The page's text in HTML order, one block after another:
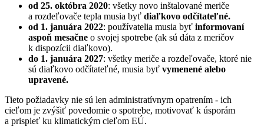
od 25. októbra 2020: všetky novo inštalované meriče
a rozdeľovače tepla musia byť diaľkovo odčítateľné.
od 1. januára 2022: používatelia musia byť informovaní
aspoň mesačne o svojej spotrebe (ak sú dáta z meričov
k dispozícii diaľkovo).
do 1. januára 2027: všetky meriče a rozdeľovače, ktoré nie
sú diaľkovo odčítateľné, musia byť vymenené alebo
upravené.
Tieto požiadavky nie sú len administratívnym opatrením - ich
cieľom je zvýšiť povedomie o spotrebe, motivovať k úsporám
a prispieť ku klimatickým cieľom EÚ.